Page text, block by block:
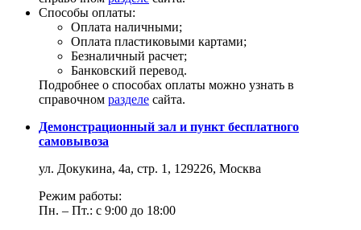
Способы оплаты:
Оплата наличными;
Оплата пластиковыми картами;
Безналичный расчет;
Банковский перевод.
Подробнее о способах оплаты можно узнать в
справочном разделе сайта.
Демонстрационный зал и пункт бесплатного
самовывоза
ул. Докукина, 4а, стр. 1, 129226, Москва
Режим работы:
Пн. – Пт.: с 9:00 до 18:00